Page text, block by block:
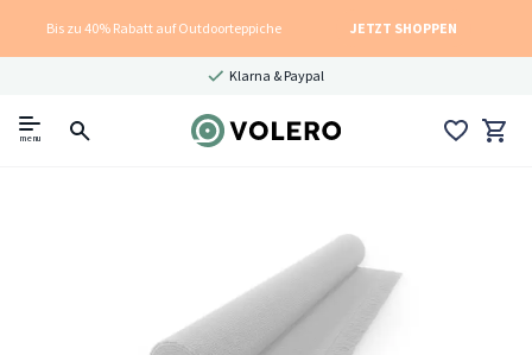
Bis zu 40% Rabatt auf Outdoorteppiche JETZT SHOPPEN
Klarna & Paypal
menu